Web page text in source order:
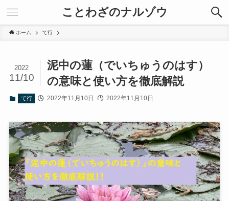
ことわざのナルゾウ
ホーム て行
泥中の蓮（でいちゅうのはす）
の意味と使い方を徹底解説
2022
11/10
て行 2022年11月10日 2022年11月10日